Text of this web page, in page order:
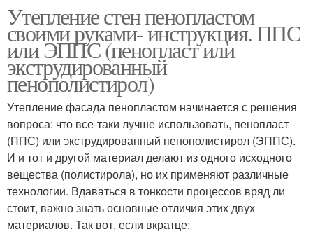
Утепление стен пенопластом
своими руками- инструкция. ППС
или ЭППС (пенопласт или
экструдированный
пенополистирол)
Утепление фасада пенопластом начинается с решения
вопроса: что все-таки лучше использовать, пенопласт
(ППС) или экструдированный пенополистирол (ЭППС).
И и тот и другой материал делают из одного исходного
вещества (полистирола), но их применяют различные
технологии. Вдаваться в тонкости процессов вряд ли
стоит, важно знать основные отличия этих двух
материалов. Так вот, если вкратце: